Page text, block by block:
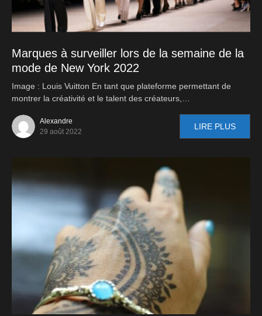
Marques à surveiller lors de la semaine de la
mode de New York 2022
Image : Louis Vuitton En tant que plateforme permettant de
montrer la créativité et le talent des créateurs,…
Alexandre
29 août 2022
LIRE PLUS